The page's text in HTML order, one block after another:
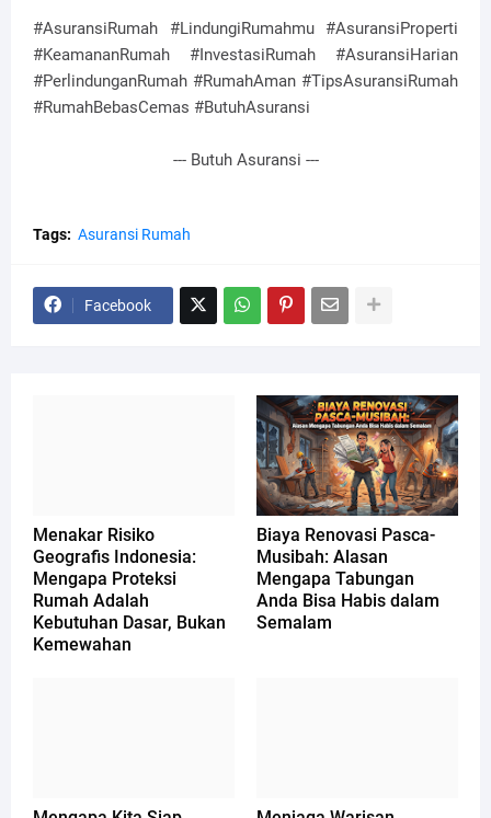
#AsuransiRumah #LindungiRumahmu #AsuransiProperti
#KeamananRumah #InvestasiRumah #AsuransiHarian
#PerlindunganRumah #RumahAman #TipsAsuransiRumah
#RumahBebasCemas #ButuhAsuransi
--- Butuh Asuransi ---
Tags: Asuransi Rumah
Facebook
Menakar Risiko
Geografis Indonesia:
Mengapa Proteksi
Rumah Adalah
Kebutuhan Dasar, Bukan
Kemewahan
Biaya Renovasi Pasca-
Musibah: Alasan
Mengapa Tabungan
Anda Bisa Habis dalam
Semalam